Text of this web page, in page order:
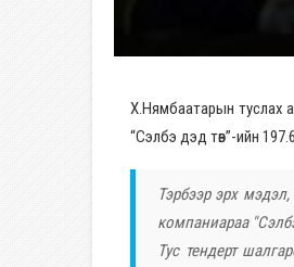
Х.Нямбаатарын туслах
“Сэлбэ дэд төв”-ийн
Тэрбээр эрх
компаниараа
Тус тендерт